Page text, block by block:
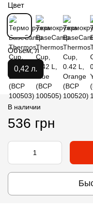
Цвет
Объем, л
0,42 л.
В наличии
536 грн